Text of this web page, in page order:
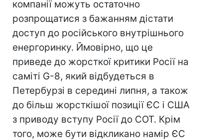
компанії можуть остаточно
розпрощатися з бажанням дістати
доступ до російського внутрішнього
енергоринку. Ймовірно, що це
приведе до жорсткої критики Росії на
саміті G-8, який відбудеться в
Петербурзі в середині липня, а також
до більш жорсткішої позиції ЄС і США
з приводу вступу Росії до СОТ. Крім
того, може бути відкликано намір ЄС